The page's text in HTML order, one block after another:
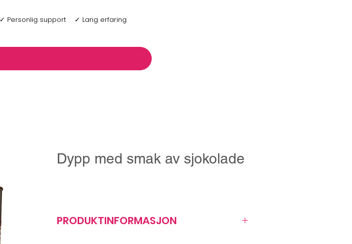
✓ Personlig support ✓ Lang erfaring
Dypp med smak av sjokolade
PRODUKTINFORMASJON